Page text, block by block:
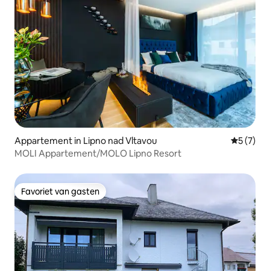
Appartement in Lipno nad Vltavou
5 (7)
MOLI Appartement/MOLO Lipno Resort
Favoriet van gasten
Favoriet van gasten